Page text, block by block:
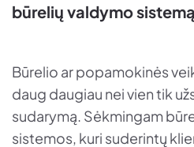
būrelių valdymo sistemą
Būrelio ar popamokinės
daug daugiau nei vien tik
sudarymą. Sėkmingam
sistemos, kuri suderintų